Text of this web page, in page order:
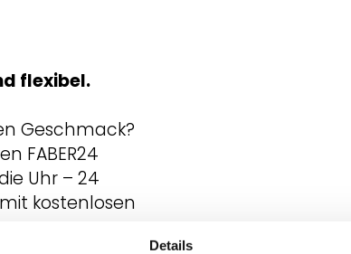
Details
flexibel.
Geschmack?
FABER24
Uhr – 24
kostenlosen